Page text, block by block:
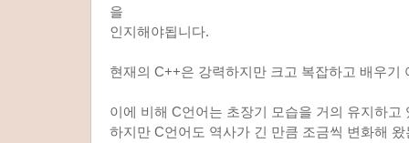
을
인지해야됩니다.
현재의 C++은 강력하지만 크고 복잡하고 배우기
이에 비해 C언어는 초장기 모습을 거의 유지하고
하지만 C언어도 역사가 긴 만큼 조금씩 변화해